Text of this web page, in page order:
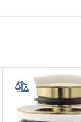
Kőhatás
Fényes
355mm